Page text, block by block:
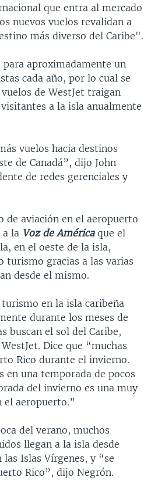
que entra al mercado
nuevos vuelos revalidan a
más diverso del Caribe".
para aproximadamente un
cada año, por lo cual se
de WestJet traigan
a la isla anualmente
vuelos hacia destinos
de Canadá”, dijo John
de redes gerenciales y
de aviación en el aeropuerto
a la Voz de Américaque el
en el oeste de la isla,
turismo gracias a las varias
desde el mismo.
en la isla caribeña
durante los meses de
buscan el sol del Caribe,
Dice que “muchas
Rico durante el invierno.
en una temporada de pocos
del invierno es una muy
el aeropuerto.”
del verano, muchos
llegan a la isla desde
Islas Vírgenes, y “se
Rico”, dijo Negrón.